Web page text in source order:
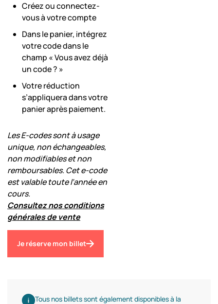
Créez ou connectez-
vous à votre compte
Dans le panier, intégrez
votre code dans le
champ « Vous avez déjà
un code ? »
Votre réduction
s’appliquera dans votre
panier après paiement.
Les E-codes sont à usage
unique, non échangeables,
non modifiables et non
remboursables. Cet e-code
est valable toute l’année en
cours.
Consultez nos conditions
générales de vente
Je réserve mon billet
Tous nos billets sont également disponibles à la